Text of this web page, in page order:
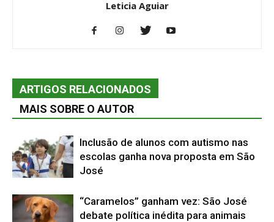
Leticia Aguiar
ARTIGOS RELACIONADOS
MAIS SOBRE O AUTOR
Inclusão de alunos com autismo nas
escolas ganha nova proposta em São
José
“Caramelos” ganham vez: São José
debate política inédita para animais